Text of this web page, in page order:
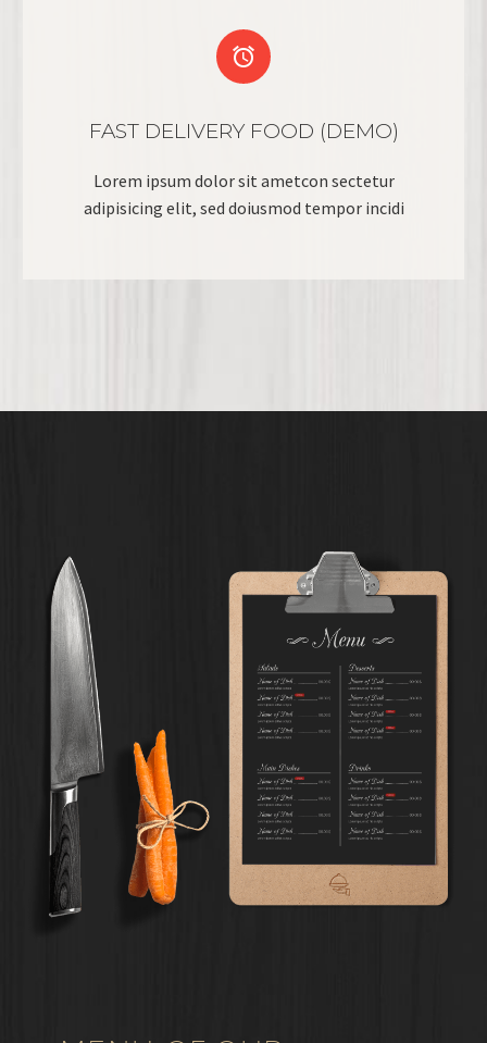


FAST DELIVERY FOOD (DEMO)
Lorem ipsum dolor sit ametcon sectetur
adipisicing elit, sed doiusmod tempor incidi